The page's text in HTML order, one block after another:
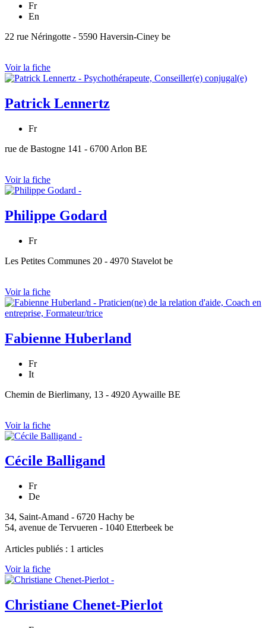
Fr
En
22 rue Néringotte - 5590 Haversin-Ciney be
Voir la fiche
Patrick Lennertz
Fr
rue de Bastogne 141 - 6700 Arlon BE
Voir la fiche
Philippe Godard
Fr
Les Petites Communes 20 - 4970 Stavelot be
Voir la fiche
Fabienne Huberland
Fr
It
Chemin de Bierlimany, 13 - 4920 Aywaille BE
Voir la fiche
Cécile Balligand
Fr
De
34, Saint-Amand - 6720 Hachy be
54, avenue de Tervueren - 1040 Etterbeek be
Articles publiés : 1 articles
Voir la fiche
Christiane Chenet-Pierlot